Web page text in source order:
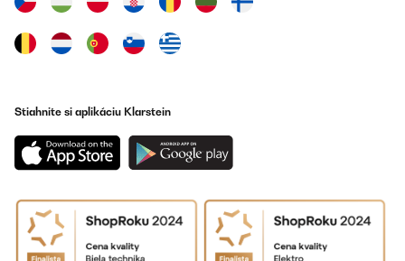
Stiahnite si aplikáciu Klarstein